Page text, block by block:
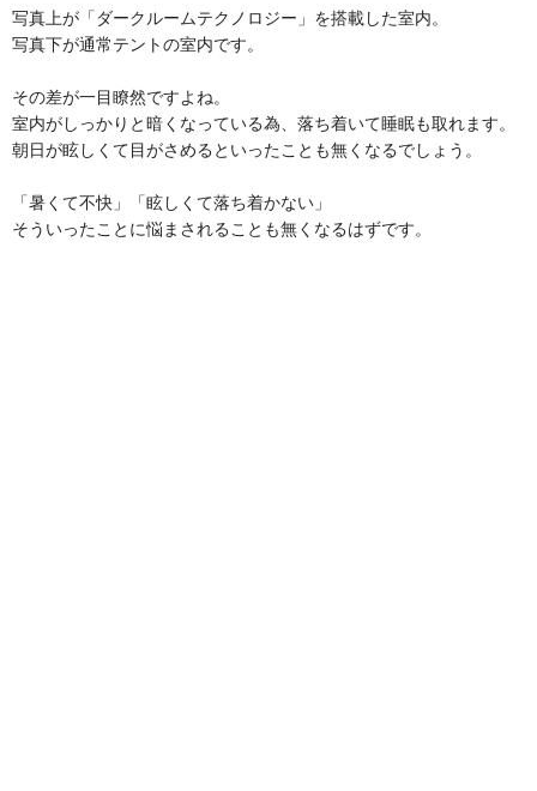
写真上が「ダークルームテクノロジー」を搭載した室内。
写真下が通常テントの室内です。
その差が一目瞭然ですよね。
室内がしっかりと暗くなっている為、落ち着いて睡眠も取れます。
朝日が眩しくて目がさめるといったことも無くなるでしょう。
「暑くて不快」「眩しくて落ち着かない」
そういったことに悩まされることも無くなるはずです。